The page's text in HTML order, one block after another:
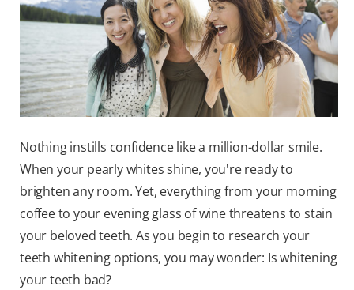
AT (DE)
Nothing instills confidence like a million-dollar smile.
When your pearly whites shine, you're ready to
brighten any room. Yet, everything from your morning
coffee to your evening glass of wine threatens to stain
your beloved teeth. As you begin to research your
teeth whitening options, you may wonder: Is whitening
your teeth bad?